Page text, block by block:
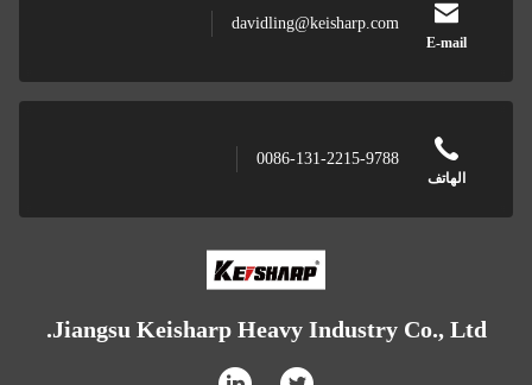
E-mail
davidling@keisharp.com
الهاتف
0086-131-2215-9788
Jiangsu Keisharp Heavy Industry Co., Ltd.